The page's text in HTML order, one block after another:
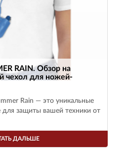
RAIN. Обзор на
чехол для ножей-
Rain — это уникальные
для защиты вашей техники от
ДАЛЬШЕ